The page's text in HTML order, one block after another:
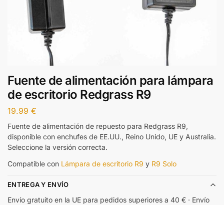
Fuente de alimentación para lámpara
de escritorio Redgrass R9
19.99 €
Fuente de alimentación de repuesto para Redgrass R9,
disponible con enchufes de EE.UU., Reino Unido, UE y Australia.
Seleccione la versión correcta.
Compatible con Lámpara de escritorio R9 y R9 Solo
ENTREGA Y ENVÍO
Envío gratuito en la UE para pedidos superiores a 40 € · Envío